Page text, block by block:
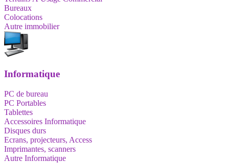
Bureaux
Colocations
Autre immobilier
Informatique
PC de bureau
PC Portables
Tablettes
Accessoires Informatique
Disques durs
Ecrans, projecteurs, Access
Imprimantes, scanners
Autre Informatique